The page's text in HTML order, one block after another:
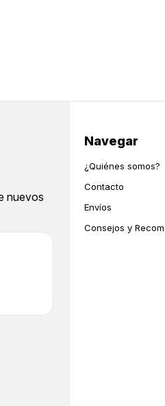
nuevos
Navegar
¿Quiénes somos?
Contacto
Envíos
Consejos y